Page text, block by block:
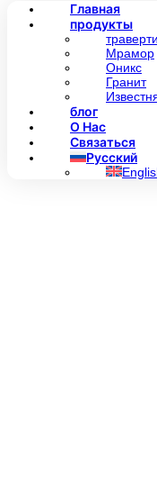
Главная
продукты
Мрамор
Оникс
Гранит
блог
О Нас
Связаться
Русский